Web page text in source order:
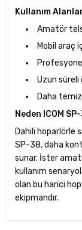
Kullanım
Amatör
Mobil araç
Uzun süreli
Daha
Neden ICOM
Dahili hoparlörle
SP-38, daha
sunar. İster
kullanım
olan bu harici
ekipmandır.